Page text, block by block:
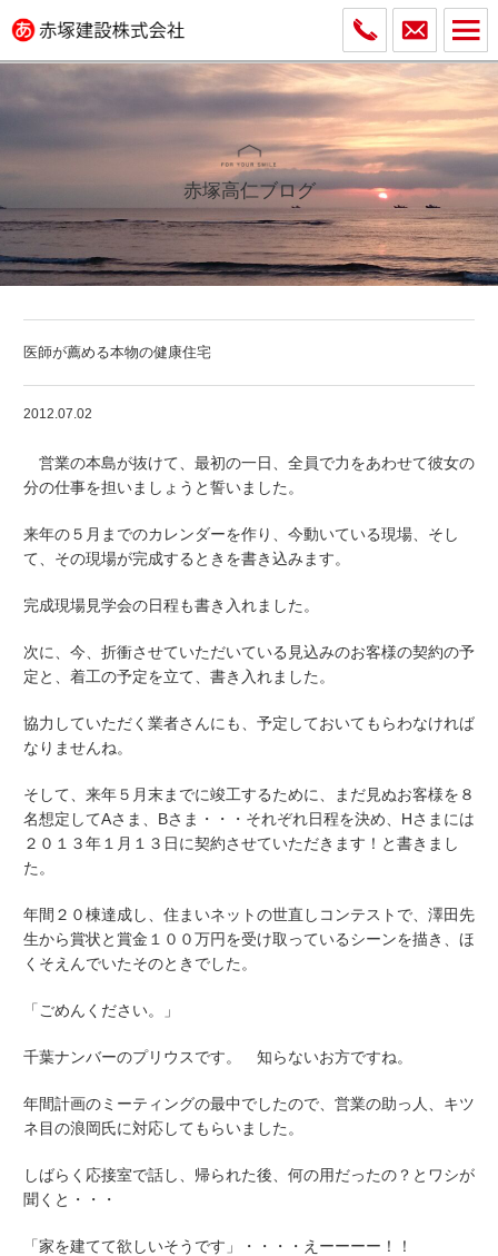
赤塚高仁ブログ
医師が薦める本物の健康住宅
2012.07.02
営業の本島が抜けて、最初の一日、全員で力をあわせて彼女の
分の仕事を担いましょうと誓いました。
来年の５月までのカレンダーを作り、今動いている現場、そし
て、その現場が完成するときを書き込みます。
完成現場見学会の日程も書き入れました。
次に、今、折衝させていただいている見込みのお客様の契約の予
定と、着工の予定を立て、書き入れました。
協力していただく業者さんにも、予定しておいてもらわなければ
なりませんね。
そして、来年５月末までに竣工するために、まだ見ぬお客様を８
名想定してAさま、Bさま・・・それぞれ日程を決め、Hさまには
２０１３年１月１３日に契約させていただきます！と書きまし
た。
年間２０棟達成し、住まいネットの世直しコンテストで、澤田先
生から賞状と賞金１００万円を受け取っているシーンを描き、ほ
くそえんでいたそのときでした。
「ごめんください。」
千葉ナンバーのプリウスです。 知らないお方ですね。
年間計画のミーティングの最中でしたので、営業の助っ人、キツ
ネ目の浪岡氏に対応してもらいました。
しばらく応接室で話し、帰られた後、何の用だったの？とワシが
聞くと・・・
「家を建てて欲しいそうです」・・・・えーーーー！！